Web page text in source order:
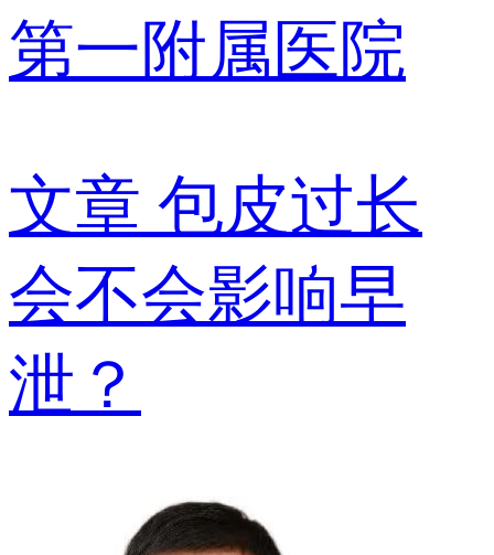
第一附属医院
文章 包皮过长
会不会影响早
泄？